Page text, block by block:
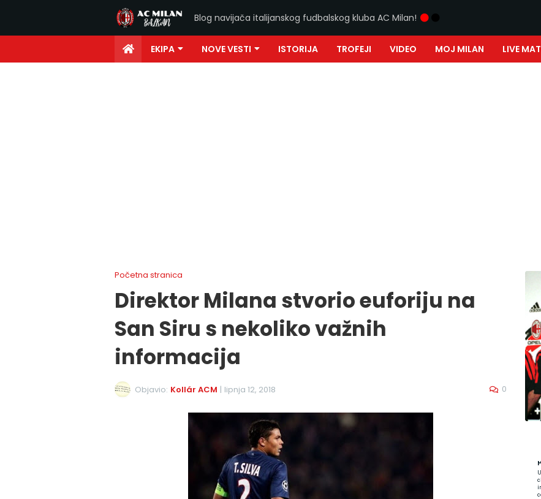
Blog navijača italijanskog fudbalskog kluba AC Milan!
EKIPA NOVE VESTI ISTORIJA TROFEJI VIDEO MOJ MILAN LIVE
Početna stranica
Direktor Milana stvorio euforiju na
San Siru s nekoliko važnih
informacija
Objavio: Kollár ACM | lipnja 12, 2018 0